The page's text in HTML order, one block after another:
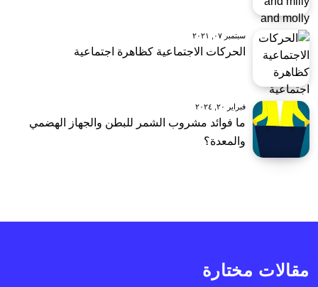
سبتمبر ٠٧, ٢٠٢١
الحركات الاجتماعية كظاهرة اجتماعية
فبراير ٢٠, ٢٠٢٤
ما فوائد مشروب الشمر للبطن والجهاز الهضمي
والمعدة؟
مقالات مختارة